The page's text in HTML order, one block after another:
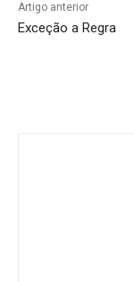
Artigo anterior
Exceção a Regra